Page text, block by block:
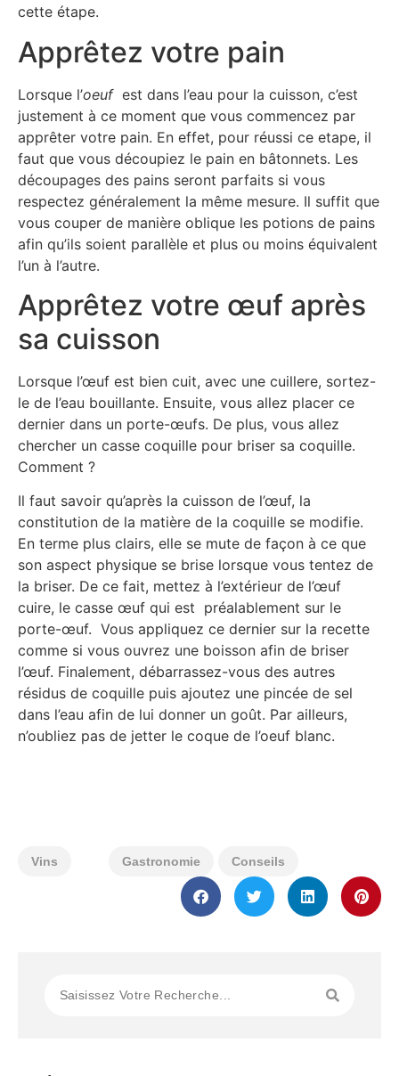
cette étape.
Apprêtez votre pain
Lorsque l’oeuf est dans l’eau pour la cuisson, c’est
justement à ce moment que vous commencez par
apprêter votre pain. En effet, pour réussi ce etape, il
faut que vous découpiez le pain en bâtonnets. Les
découpages des pains seront parfaits si vous
respectez généralement la même mesure. Il suffit que
vous couper de manière oblique les potions de pains
afin qu’ils soient parallèle et plus ou moins équivalent
l’un à l’autre.
Apprêtez votre œuf après
sa cuisson
Lorsque l’œuf est bien cuit, avec une cuillere, sortez-
le de l’eau bouillante. Ensuite, vous allez placer ce
dernier dans un porte-œufs. De plus, vous allez
chercher un casse coquille pour briser sa coquille.
Comment ?
Il faut savoir qu’après la cuisson de l’œuf, la
constitution de la matière de la coquille se modifie.
En terme plus clairs, elle se mute de façon à ce que
son aspect physique se brise lorsque vous tentez de
la briser. De ce fait, mettez à l’extérieur de l’œuf
cuire, le casse œuf qui est préalablement sur le
porte-œuf. Vous appliquez ce dernier sur la recette
comme si vous ouvrez une boisson afin de briser
l’œuf. Finalement, débarrassez-vous des autres
résidus de coquille puis ajoutez une pincée de sel
dans l’eau afin de lui donner un goût. Par ailleurs,
n’oubliez pas de jetter le coque de l’oeuf blanc.
Vins Gastronomie Conseils